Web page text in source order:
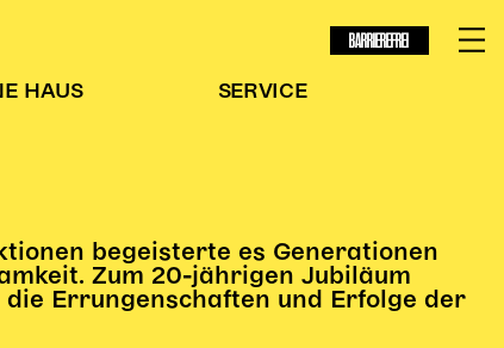
BARRIEREFREI
HAUS SERVICE
begeisterte es Generationen
Zum 20-jährigen Jubiläum
Errungenschaften und Erfolge der